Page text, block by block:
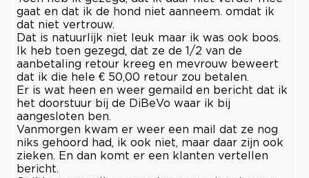
gaat en dat ik de hond niet aanneem. omdat ik
dat niet vertrouw.
Dat is natuurlijk niet leuk maar ik was ook boos.
Ik heb toen gezegd, dat ze de 1/2 van de
aanbetaling retour kreeg en mevrouw beweert
dat ik die hele € 50,00 retour zou betalen.
Er is wat heen en weer gemaild en bericht dat ik
het doorstuur bij de DiBeVo waar ik bij
aangesloten ben.
Vanmorgen kwam er weer een mail dat ze nog
niks gehoord had, ik ook niet, maar daar zijn ook
zieken. En dan komt er een klanten vertellen
bericht.